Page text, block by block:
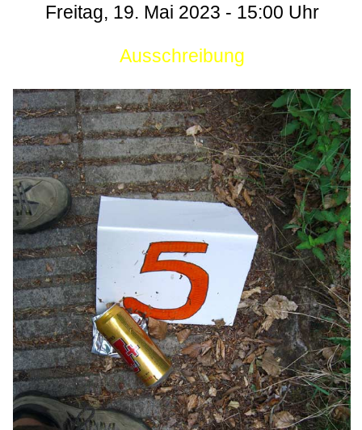
Freitag, 19. Mai 2023 - 15:00 Uhr
Ausschreibung